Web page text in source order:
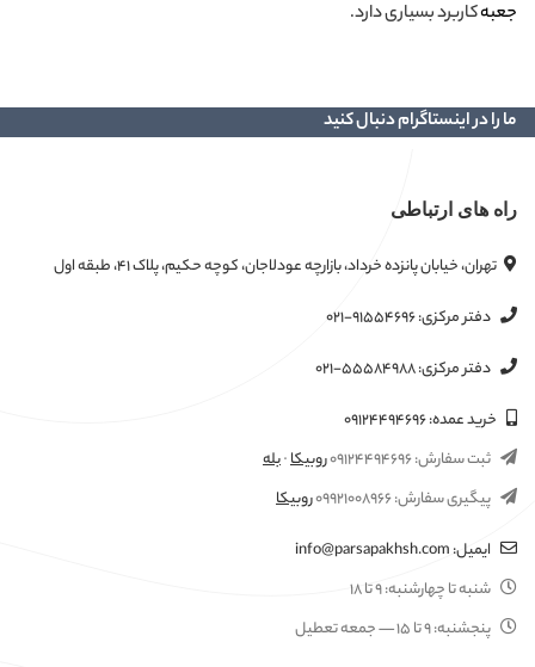
جعبهکاربرد بسیاری دارد.
ما را در اینستاگرام دنبال کنید
راه های ارتباطی
تهران، خیابان پانزده خرداد، بازارچه عودلاجان، کوچه حکیم، پلاک ۴۱، طبقه اول
دفتر مرکزی:۰۲۱-۹۱۵۵۴۶۹۶
دفتر مرکزی:۰۲۱-۵۵۵۸۴۹۸۸
خرید عمده:۰۹۱۲۴۴۹۴۶۹۶
ثبت سفارش:۰۹۱۲۴۴۹۴۶۹۶روبیکا·بله
پیگیری سفارش:۰۹۹۲۱۰۰۸۹۶۶روبیکا
ایمیل:info@parsapakhsh.com
شنبه تا چهارشنبه:۹ تا ۱۸
پنجشنبه:۹ تا ۱۵ — جمعه تعطیل